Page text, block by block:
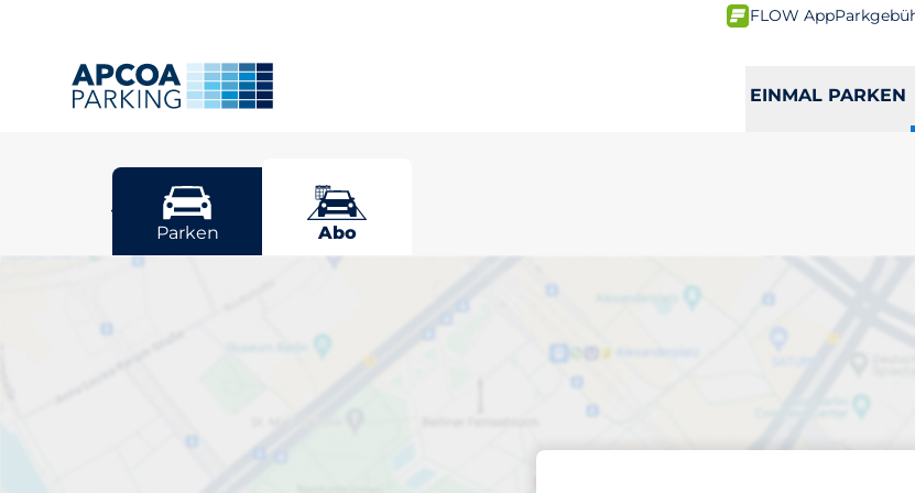
FLOW App
EINMAL PARKEN
Jena
Parken Abo
Wählen Sie Ihren abonnierten
Stellplatz in Jena